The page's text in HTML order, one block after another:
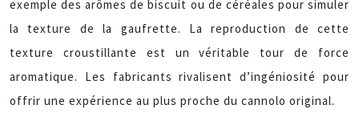
exemple des arômes de biscuit ou de céréales pour simuler
la texture de la gaufrette. La reproduction de cette
texture croustillante est un véritable tour de force
aromatique. Les fabricants rivalisent d’ingéniosité pour
offrir une expérience au plus proche du cannolo original.